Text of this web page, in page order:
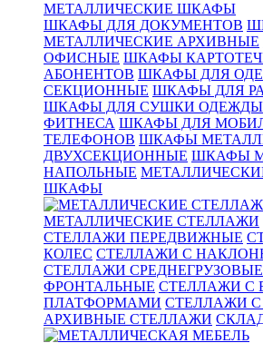
МЕТАЛЛИЧЕСКИЕ ШКАФЫ
ШКАФЫ ДЛЯ ДОКУМЕНТОВ
МЕТАЛЛИЧЕСКИЕ АРХИВНЫЕ
ОФИСНЫЕ ШКАФЫ
АБОНЕНТОВ ШКАФЫ ДЛЯ
СЕКЦИОННЫЕ ШКАФЫ ДЛЯ
ШКАФЫ ДЛЯ СУШКИ ОДЕЖДЫ
ФИТНЕСА ШКАФЫ ДЛЯ
ТЕЛЕФОНОВ ШКАФЫ
ДВУХСЕКЦИОННЫЕ ШКАФЫ
НАПОЛЬНЫЕ
ШКАФЫ
МЕТАЛЛИЧЕСКИЕ СТЕЛЛАЖИ
СТЕЛЛАЖИ ПЕРЕДВИЖНЫЕ
КОЛЕС СТЕЛЛАЖИ С
СТЕЛЛАЖИ СРЕДНЕГРУЗОВЫЕ
ФРОНТАЛЬНЫЕ СТЕЛЛАЖИ С
ПЛАТФОРМАМИ СТЕЛЛАЖИ
АРХИВНЫЕ СТЕЛЛАЖИ